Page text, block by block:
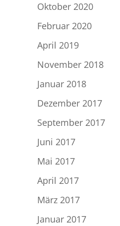
Oktober 2020
Februar 2020
April 2019
November 2018
Januar 2018
Dezember 2017
September 2017
Juni 2017
Mai 2017
April 2017
März 2017
Januar 2017